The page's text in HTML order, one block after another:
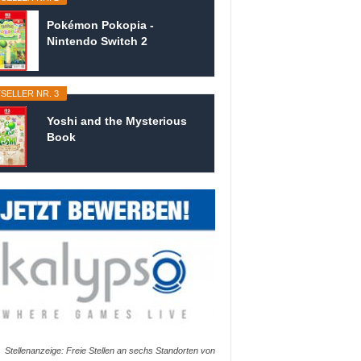
Pokémon Pokopia -
Nintendo Switch 2
NR. 3
Yoshi and the Mysterious
Book
Stellenanzeige: Freie Stellen an sechs Standorten von